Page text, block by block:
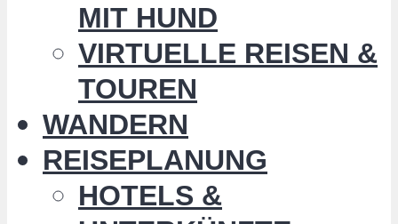
MIT HUND
VIRTUELLE REISEN &
TOUREN
WANDERN
REISEPLANUNG
HOTELS &